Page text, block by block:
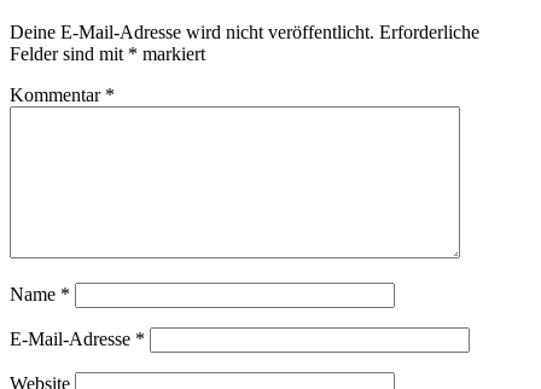
Deine E-Mail-Adresse wird nicht veröffentlicht. Erforderliche
Felder sind mit * markiert
Kommentar *
Name *
E-Mail-Adresse *
Website